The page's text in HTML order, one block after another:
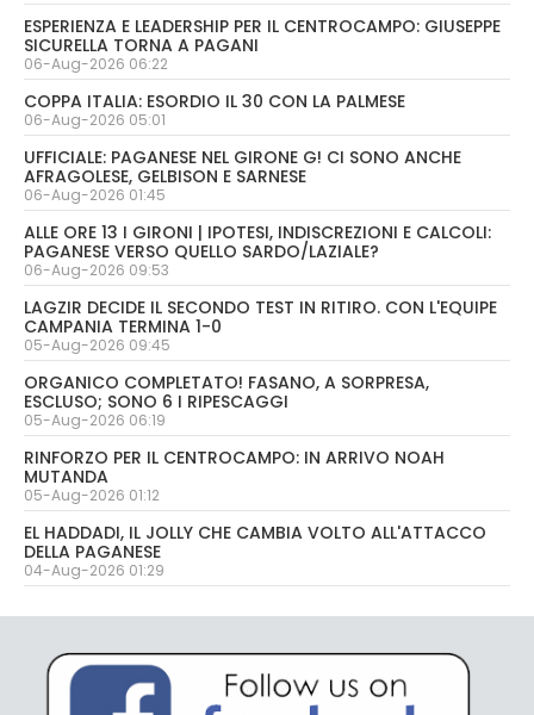
ESPERIENZA E LEADERSHIP PER IL CENTROCAMPO: GIUSEPPE
SICURELLA TORNA A PAGANI
06-Aug-2026 06:22
COPPA ITALIA: ESORDIO IL 30 CON LA PALMESE
06-Aug-2026 05:01
UFFICIALE: PAGANESE NEL GIRONE G! CI SONO ANCHE
AFRAGOLESE, GELBISON E SARNESE
06-Aug-2026 01:45
ALLE ORE 13 I GIRONI | IPOTESI, INDISCREZIONI E CALCOLI:
PAGANESE VERSO QUELLO SARDO/LAZIALE?
06-Aug-2026 09:53
LAGZIR DECIDE IL SECONDO TEST IN RITIRO. CON L'EQUIPE
CAMPANIA TERMINA 1-0
05-Aug-2026 09:45
ORGANICO COMPLETATO! FASANO, A SORPRESA,
ESCLUSO; SONO 6 I RIPESCAGGI
05-Aug-2026 06:19
RINFORZO PER IL CENTROCAMPO: IN ARRIVO NOAH
MUTANDA
05-Aug-2026 01:12
EL HADDADI, IL JOLLY CHE CAMBIA VOLTO ALL'ATTACCO
DELLA PAGANESE
04-Aug-2026 01:29